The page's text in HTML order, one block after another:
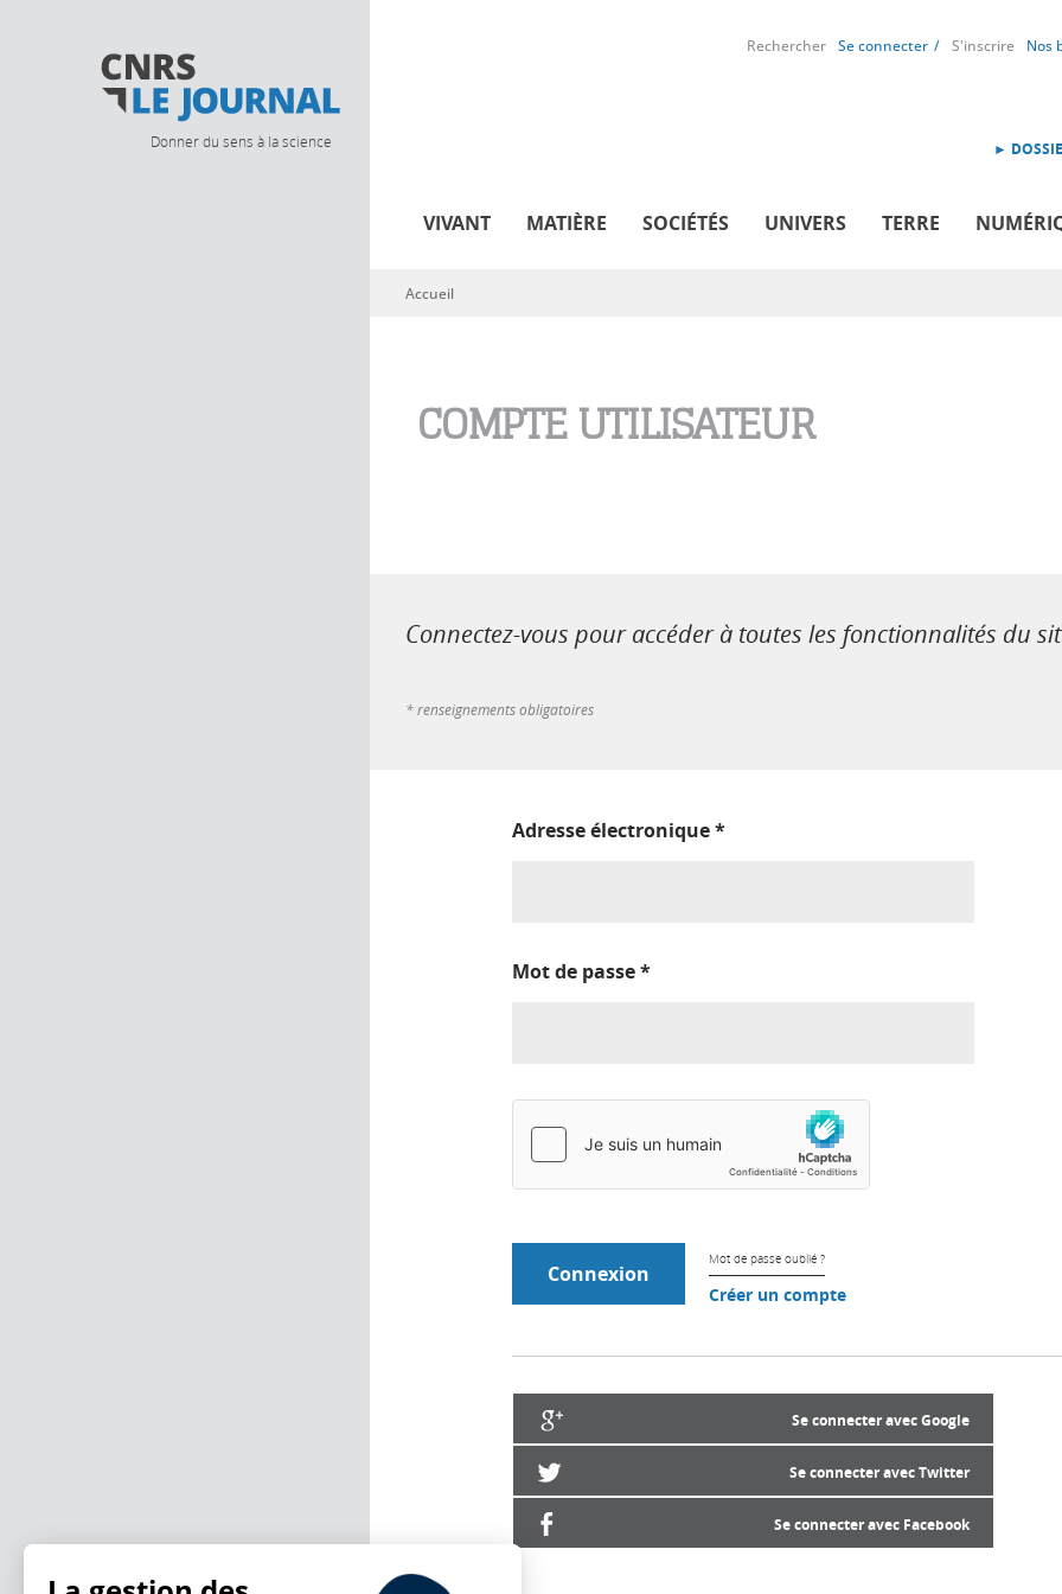
Donner du sens à la science
Rechercher Se connecter S'inscrire Nos
►
VIVANT MATIÈRE SOCIÉTÉS UNIVERS TERRE
Vous êtes ici
Accueil
COMPTE UTILISATEUR
Connectez-vous pour accéder à toutes les fonctionnalités du
* renseignements obligatoires
Adresse électronique*
Mot de passe*
Mot de passe oublié ?
Créer un compte
Se connecter avec Google
Se connecter avec Twitter
Se connecter avec Facebook